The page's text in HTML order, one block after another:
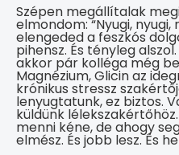
Szépen megállítalak
elmondom: “Nyugi, nyugi,
elengeded a feszkós
pihensz. És tényleg
akkor pár kolléga még
Magnézium, Glicin az
krónikus stressz
lenyugtatunk, ez biztos.
küldünk
menni kéne, de ahogy
elmész. És jobb lesz. És